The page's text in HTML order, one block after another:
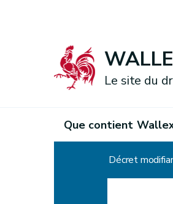
Le site du
Que contient